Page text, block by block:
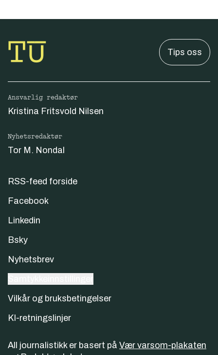
Tips oss
Ansvarlig redaktør
Kristina Fritsvold Nilsen
Nyhetsredaktør
Tor M. Nondal
RSS-feed forside
Facebook
Linkedin
Bsky
Nyhetsbrev
Vilkår og bruksbetingelser
KI-retningslinjer
All journalistikk er basert på Vær varsom-plakaten